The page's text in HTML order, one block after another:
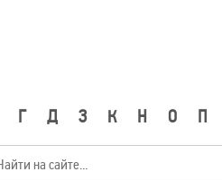
Г Д З К Н О П